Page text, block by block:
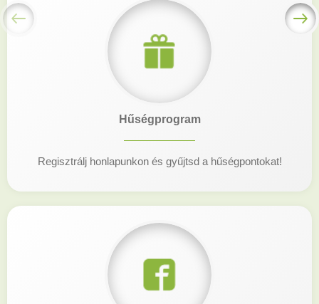
Hűségprogram
Regisztrálj honlapunkon és gyűjtsd a hűségpontokat!